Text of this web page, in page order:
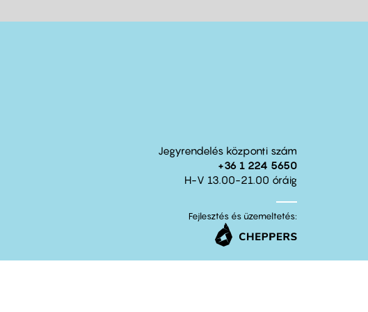
Jegyrendelés központi szám
+36 1 224 5650
H-V 13.00-21.00 óráig
Fejlesztés és üzemeltetés: